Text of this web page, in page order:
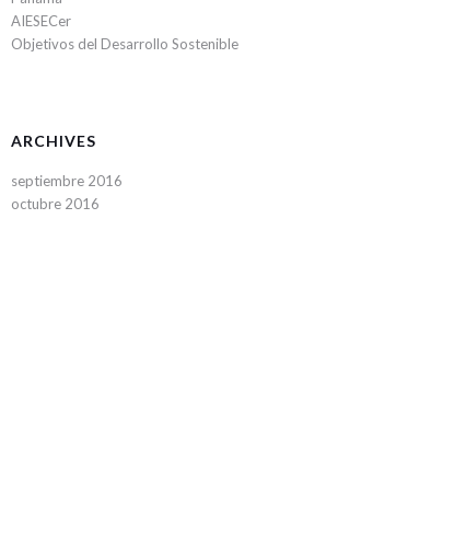
AIESECer
Objetivos del Desarrollo Sostenible
ARCHIVES
septiembre 2016
octubre 2016